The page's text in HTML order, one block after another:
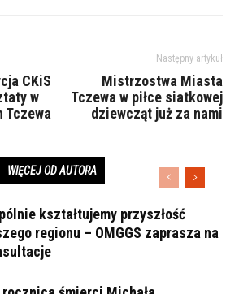
CKiS
w
Tczewa
Następny artykuł
Mistrzostwa Miasta
Tczewa w piłce siatkowej
dziewcząt już za nami
WIĘCEJ OD AUTORA
kształtujemy przyszłość
regionu – OMGGS zaprasza na